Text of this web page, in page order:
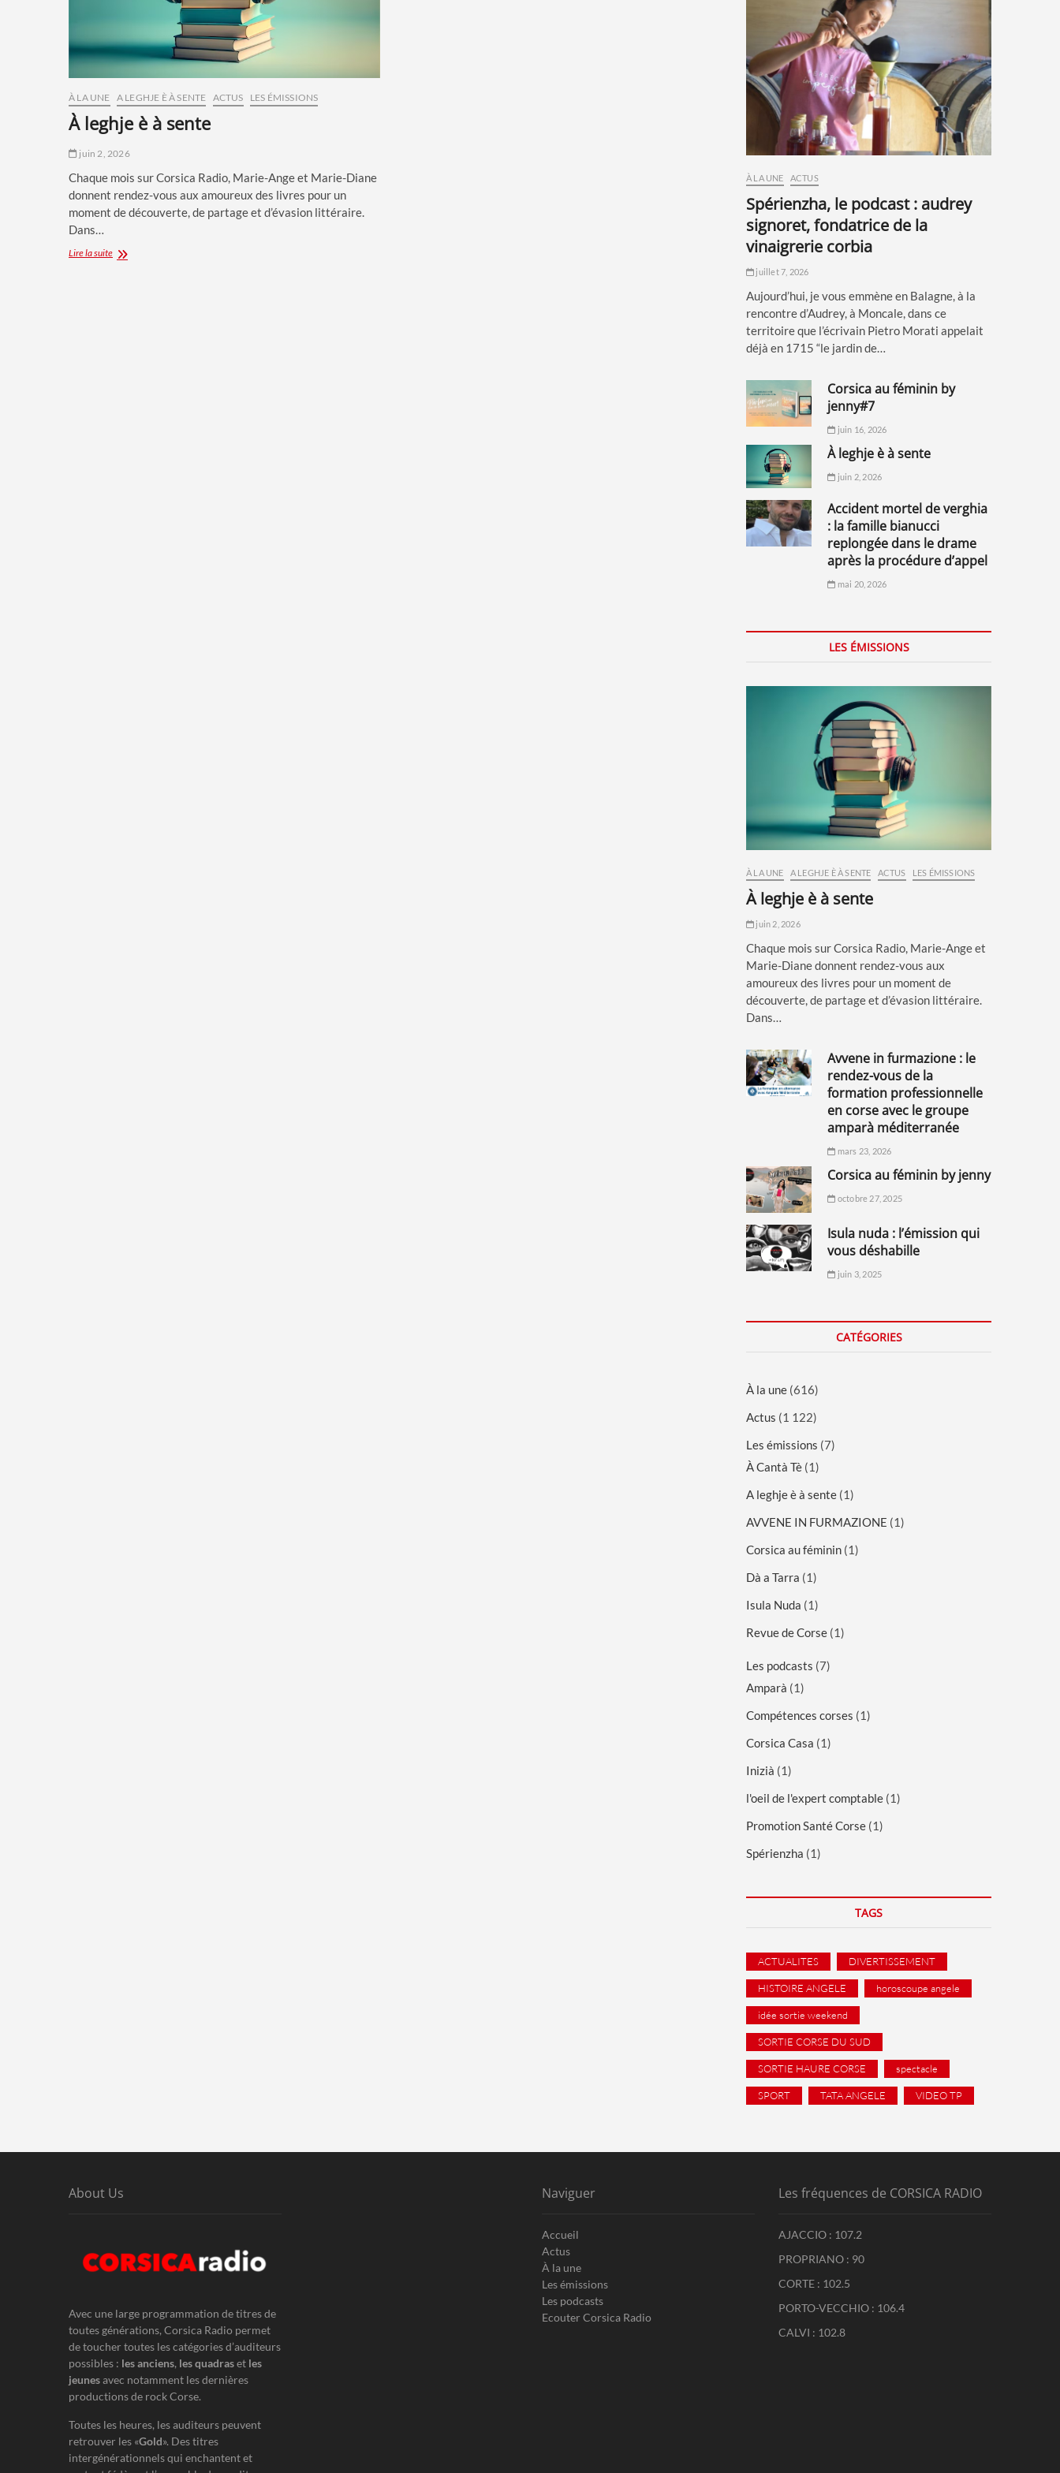
À LA UNE A LEGHJE È À SENTE ACTUS LES ÉMISSIONS
à leghje è à sente
juin 2, 2026
Chaque mois sur Corsica Radio, Marie-Ange et Marie-Diane
donnent rendez-vous aux amoureux des livres pour un
moment de découverte, de partage et d’évasion littéraire.
Dans…
Lire la suiteÀ
À LA UNE ACTUS
spérienzha, le podcast : audrey
signoret, fondatrice de la
vinaigrerie corbia
juillet 7, 2026
Aujourd’hui, je vous emmène en Balagne, à la
rencontre d’Audrey, à Moncale, dans ce
territoire que l’écrivain Pietro Morati appelait
déjà en 1715 “le jardin de…
corsica au féminin by
jenny#7
juin 16, 2026
à leghje è à sente
juin 2, 2026
accident mortel de verghia
: la famille bianucci
replongée dans le drame
après la procédure d’appel
mai 20, 2026
LES ÉMISSIONS
À LA UNE A LEGHJE È À SENTE ACTUS LES ÉMISSIONS
à leghje è à sente
juin 2, 2026
Chaque mois sur Corsica Radio, Marie-Ange et
Marie-Diane donnent rendez-vous aux
amoureux des livres pour un moment de
découverte, de partage et d’évasion littéraire.
Dans…
avvene in furmazione : le
rendez-vous de la
formation professionnelle
en corse avec le groupe
amparà méditerranée
mars 23, 2026
corsica au féminin by jenny
octobre 27, 2025
isula nuda : l’émission qui
vous déshabille
juin 3, 2025
CATÉGORIES
À la une (616)
Actus (1 122)
Les émissions (7)
À Cantà Tè (1)
A leghje è à sente (1)
AVVENE IN FURMAZIONE (1)
Corsica au féminin (1)
Dà a Tarra (1)
Isula Nuda (1)
Revue de Corse (1)
Les podcasts (7)
Amparà (1)
Compétences corses (1)
Corsica Casa (1)
Inizià (1)
l'oeil de l'expert comptable (1)
Promotion Santé Corse (1)
Spérienzha (1)
TAGS
ACTUALITES DIVERTISSEMENT
HISTOIRE ANGELE horoscoupe angele
idée sortie weekend
SORTIE CORSE DU SUD
SORTIE HAURE CORSE spectacle
SPORT TATA ANGELE VIDEO TP
About Us
Avec une large programmation de titres de
toutes générations, Corsica Radio permet
de toucher toutes les catégories d’auditeurs
possibles : les anciens, les quadraset les
jeunesavec notamment les dernières
productions de rock Corse.
Toutes les heures, les auditeurs peuvent
retrouver les «Gold». Des titres
intergénérationnels qui enchantent et
Naviguer
Accueil
Actus
À la une
Les émissions
Les podcasts
Ecouter Corsica Radio
Les fréquences de CORSICA RADIO
AJACCIO : 107.2
PROPRIANO : 90
CORTE : 102.5
PORTO-VECCHIO : 106.4
CALVI : 102.8